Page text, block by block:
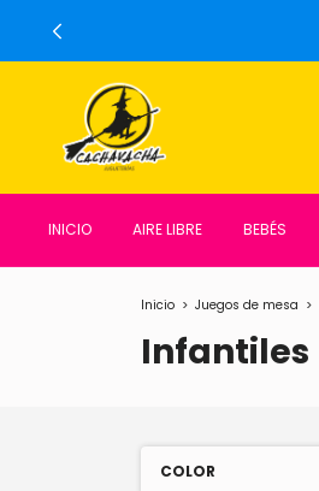
INICIO AIRE LIBRE BEBÉS
Inicio > Juegos de mesa >
Infantiles
COLOR